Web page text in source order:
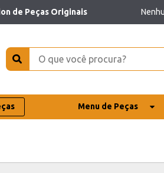
de Peças Originais
Menu de Peças